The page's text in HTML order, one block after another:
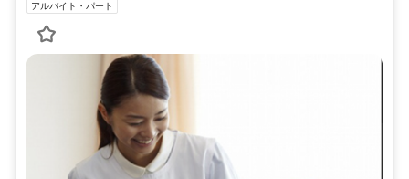
アルバイト・パート